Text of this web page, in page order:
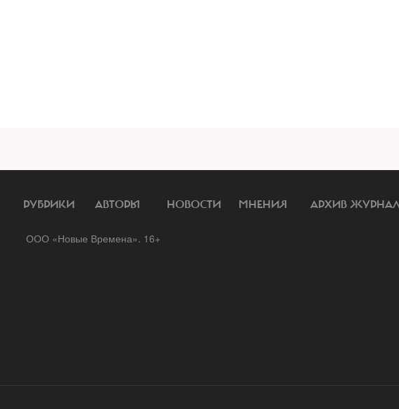
РУБРИКИ АВТОРЫ НОВОСТИ МНЕНИЯ АРХИВ
ООО «Новые Времена». 16+